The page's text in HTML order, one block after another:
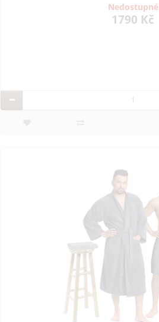
Nedostupné
1790 Kč